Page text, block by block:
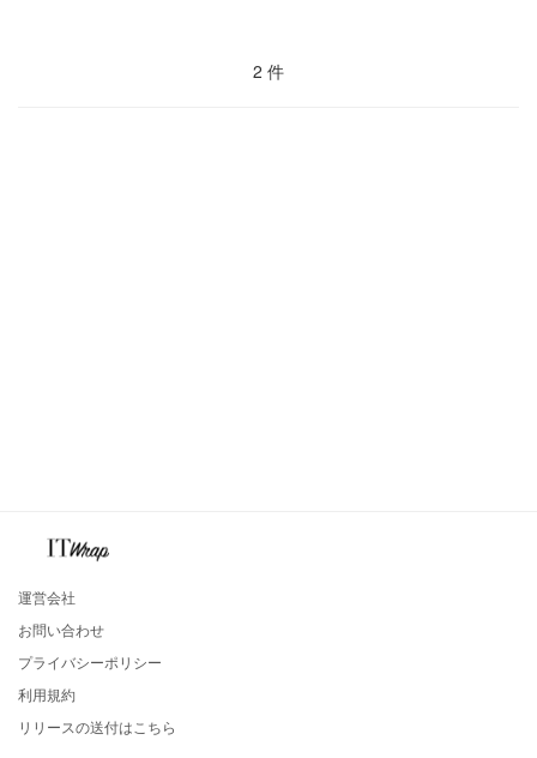
2 件
運営会社
お問い合わせ
プライバシーポリシー
利用規約
リリースの送付はこちら